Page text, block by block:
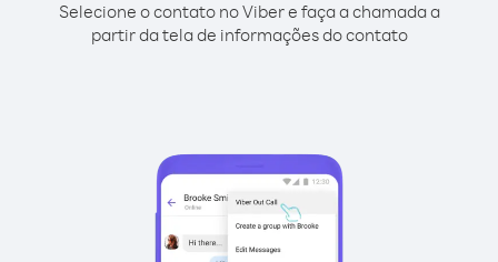
Selecione o contato no Viber e faça a chamada a
partir da tela de informações do contato